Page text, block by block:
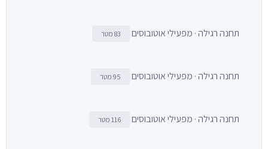
תחנה רגילה · מפעילי אוטובוסים 83 מטר
תחנה רגילה · מפעילי אוטובוסים 95 מטר
תחנה רגילה · מפעילי אוטובוסים 116 מטר